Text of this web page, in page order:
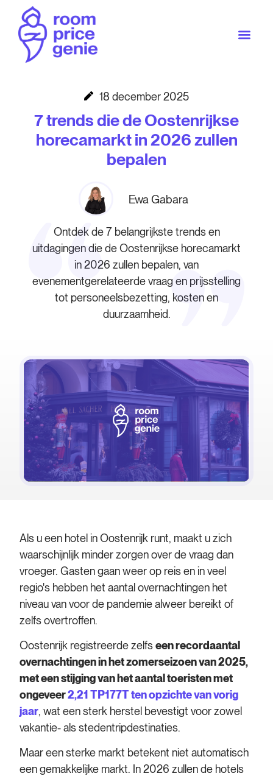
18 december 2025
7 trends die de Oostenrijkse
horecamarkt in 2026 zullen
bepalen
Ewa Gabara
Ontdek de 7 belangrijkste trends en
uitdagingen die de Oostenrijkse horecamarkt
in 2026 zullen bepalen, van
evenementgerelateerde vraag en prijsstelling
tot personeelsbezetting, kosten en
duurzaamheid.
Als u een hotel in Oostenrijk runt, maakt u zich
waarschijnlijk minder zorgen over de vraag dan
vroeger. Gasten gaan weer op reis en in veel
regio's hebben het aantal overnachtingen het
niveau van voor de pandemie alweer bereikt of
zelfs overtroffen.
Oostenrijk registreerde zelfseen recordaantal
overnachtingen in het zomerseizoen van 2025,
met een stijging van het aantal toeristen met
ongeveer2,21 TP177T ten opzichte van vorig
jaar, wat een sterk herstel bevestigt voor zowel
vakantie- als stedentripdestinaties.
Maar een sterke markt betekent niet automatisch
een gemakkelijke markt. In 2026 zullen de hotels